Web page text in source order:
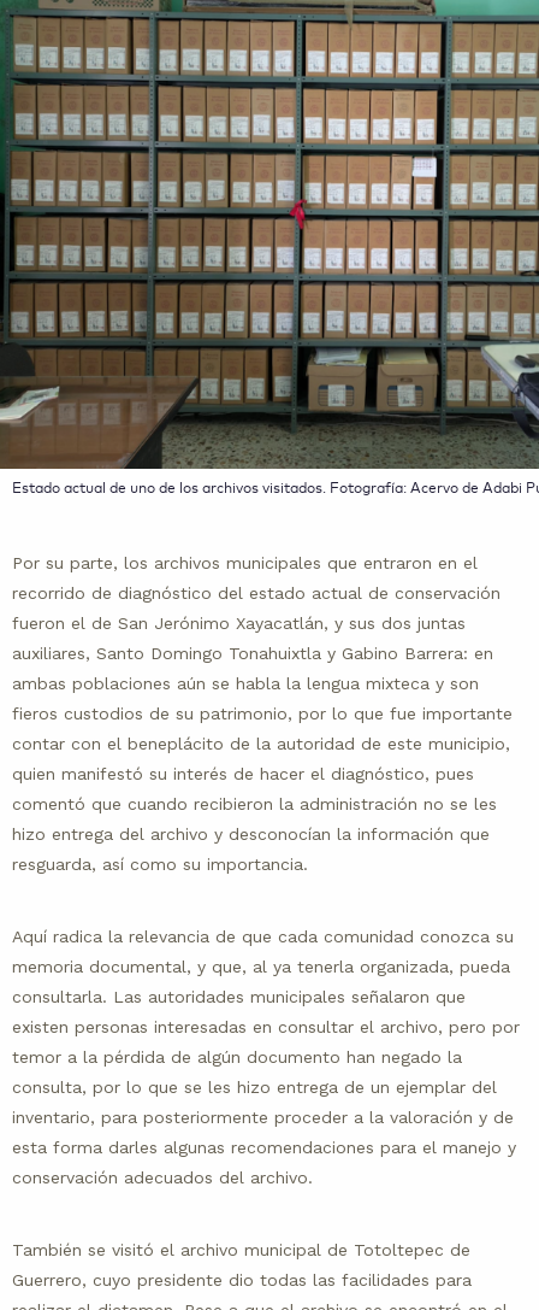
Estado actual de uno de los archivos visitados. Fotografía: Acervo de Adabi
Por su parte, los archivos municipales que entraron en el
recorrido de diagnóstico del estado actual de conservación
fueron el de San Jerónimo Xayacatlán, y sus dos juntas
auxiliares, Santo Domingo Tonahuixtla y Gabino Barrera: en
ambas poblaciones aún se habla la lengua mixteca y son
fieros custodios de su patrimonio, por lo que fue importante
contar con el beneplácito de la autoridad de este municipio,
quien manifestó su interés de hacer el diagnóstico, pues
comentó que cuando recibieron la administración no se les
hizo entrega del archivo y desconocían la información que
resguarda, así como su importancia.
Aquí radica la relevancia de que cada comunidad conozca su
memoria documental, y que, al ya tenerla organizada, pueda
consultarla. Las autoridades municipales señalaron que
existen personas interesadas en consultar el archivo, pero por
temor a la pérdida de algún documento han negado la
consulta, por lo que se les hizo entrega de un ejemplar del
inventario, para posteriormente proceder a la valoración y de
esta forma darles algunas recomendaciones para el manejo y
conservación adecuados del archivo.
También se visitó el archivo municipal de Totoltepec de
Guerrero, cuyo presidente dio todas las facilidades para